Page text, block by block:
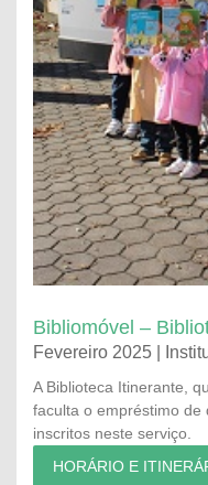
Bibliomóvel –
Fevereiro 2025 |
A Biblioteca Itinerante,
faculta o empréstimo de
inscritos neste serviço.
HORÁRIO E